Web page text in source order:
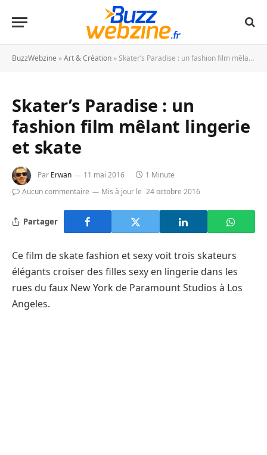
BuzzWebzine »Art & Création »Skater’s Paradise : un fashion film mêlant lingerie et skate
Skater’s Paradise : un
fashion film mêlant lingerie
et skate
Par Erwan 11 mai 2016
1 Minute
Aucun commentaire
Mis à jour le 24 octobre 2016
Partager
Ce film de skate fashion et sexy voit trois skateurs
élégants croiser des filles sexy en lingerie dans les
rues du faux New York de Paramount Studios à Los
Angeles.